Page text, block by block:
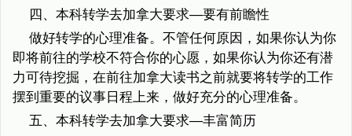
四、本科转学去加拿大要求—要有前瞻性
做好转学的心理准备。不管任何原因，如果你认为你
即将前往的学校不符合你的心愿，如果你认为你还有潜
力可待挖掘，在前往加拿大读书之前就要将转学的工作
摆到重要的议事日程上来，做好充分的心理准备。
五、本科转学去加拿大要求—丰富简历